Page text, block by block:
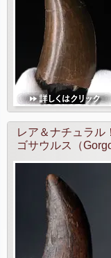
レア＆ナチュラル
ゴサウルス（